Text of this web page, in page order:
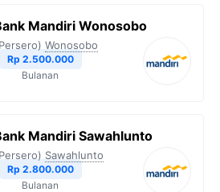
Mandiri Wonosobo
Wonosobo
Rp 2.500.000
Bulanan
Mandiri Sawahlunto
Sawahlunto
Rp 2.800.000
Bulanan